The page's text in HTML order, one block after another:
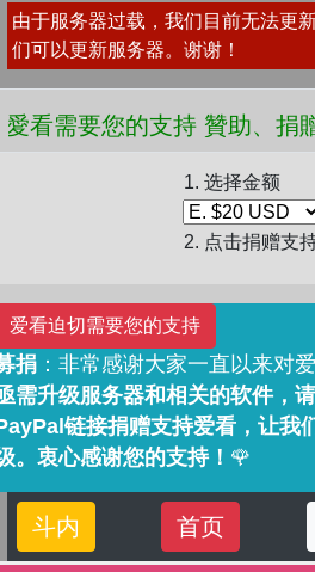
由于服务器过载，我们目前无法更
们可以更新服务器。谢谢！
❤️ 愛看需要您的支持 贊
1. 选择金额
2. 点击捐赠支
爱看迫切需要您的支持
捐 ：非常感谢大家一直以来对
需升级服务器和相关的软件，
链接捐赠支持爱看，让我
。衷心感谢您的支持！ 🌹
斗内 首页